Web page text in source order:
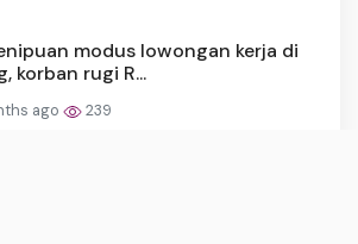
modus lowongan kerja di
korban rugi R...
ago 239